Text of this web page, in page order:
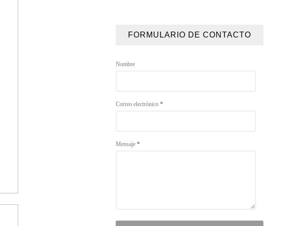
FORMULARIO DE CONTACTO
Nombre
Correo electrónico *
Mensaje *